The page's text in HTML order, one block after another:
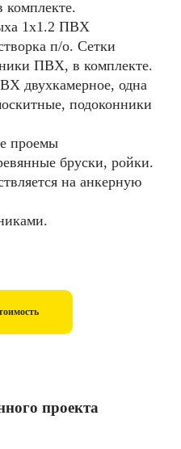
1х1.2 ПВХ
п/о. Сетки
ПВХ, в комплекте.
двухкамерное, одна
подоконники
проемы
бруски, ройки.
на анкерную
проекта